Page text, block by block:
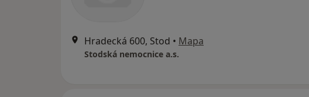
Hradecká 600, Stod • Mapa
Stodská nemocnice a.s.